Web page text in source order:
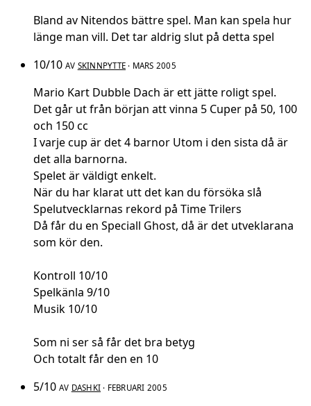
Bland av Nitendos bättre spel. Man kan spela hur
länge man vill. Det tar aldrig slut på detta spel
10/10 AV SKINNPYTTE · MARS 2005
Mario Kart Dubble Dach är ett jätte roligt spel.
Det går ut från början att vinna 5 Cuper på 50, 100
och 150 cc
I varje cup är det 4 barnor Utom i den sista då är
det alla barnorna.
Spelet är väldigt enkelt.
När du har klarat utt det kan du försöka slå
Spelutvecklarnas rekord på Time Trilers
Då får du en Speciall Ghost, då är det utveklarana
som kör den.
Kontroll 10/10
Spelkänla 9/10
Musik 10/10
Som ni ser så får det bra betyg
Och totalt får den en 10
5/10 AV DASHKI · FEBRUARI 2005